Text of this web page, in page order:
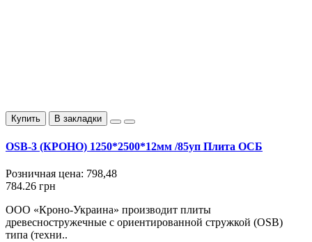
Купить В закладки
OSB-3 (КРОНО) 1250*2500*12мм /85уп Плита ОСБ
Розничная цена: 798,48
784.26 грн
ООО «Кроно-Украина» производит плиты
древесностружечные с ориентированной стружкой (OSB)
типа (техни..